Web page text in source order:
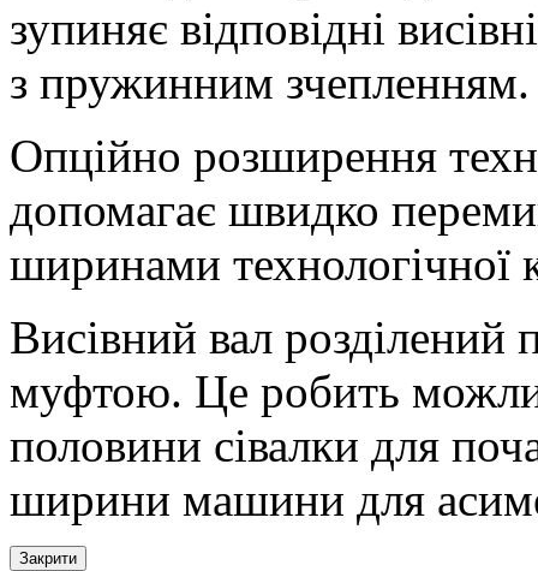
зупиняє відповідні
з пружинним зчепленням.
Опційно розширення
допомагає швидко
ширинами технологічної
Висівний вал розділений
муфтою. Це робить
половини сівалки для
ширини машини для
Закрити